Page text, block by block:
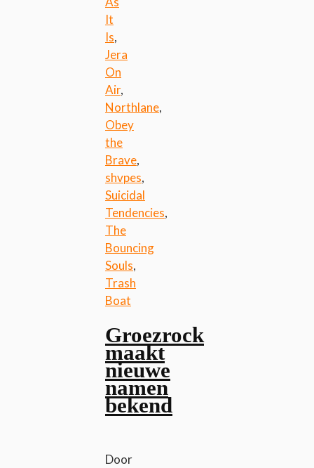
It
Is,
Jera
On
Air,
Northlane,
Obey
the
Brave,
shvpes,
Suicidal
Tendencies,
The
Bouncing
Souls,
Trash
Boat
Groezrock
maakt
nieuwe
namen
bekend
Door